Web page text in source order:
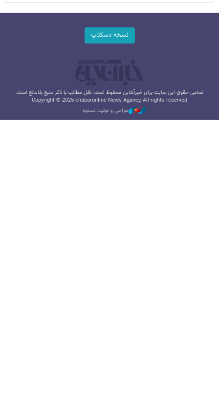
نسخه دسکتاپ
تمامی حقوق این سایت برای خبرآنلاین محفوظ است. نقل مطالب با ذکر منبع بلامانع است.
Copyright © 2025 khabaronline News Agancy, All rights reserved
طراحی و تولید: نستوه